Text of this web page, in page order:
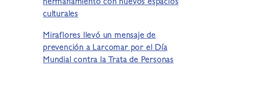
hermanamiento con nuevos espacios
culturales
Miraflores llevó un mensaje de
prevención a Larcomar por el Día
Mundial contra la Trata de Personas